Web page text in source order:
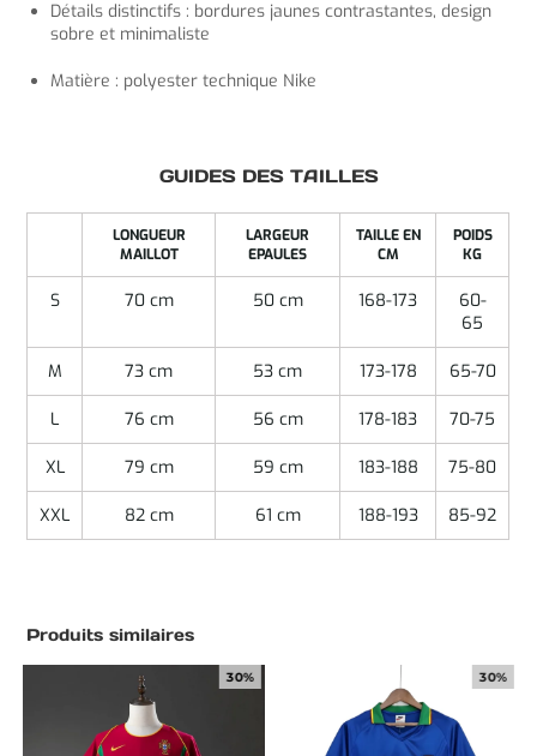
Détails distinctifs : bordures jaunes contrastantes, design
sobre et minimaliste
Matière : polyester technique Nike
GUIDES DES TAILLES
LONGUEUR
MAILLOT
LARGEUR
EPAULES
TAILLE EN
CM
POIDS
KG
S 70 cm 50 cm 168-173
60-
65
M 73 cm 53 cm 173-178 65-70
L 76 cm 56 cm 178-183 70-75
XL 79 cm 59 cm 183-188 75-80
XXL 82 cm 61 cm 188-193 85-92
Produits similaires
30% 30%